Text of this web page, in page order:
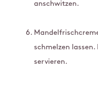
anschwitzen.
schmelzen
servieren.